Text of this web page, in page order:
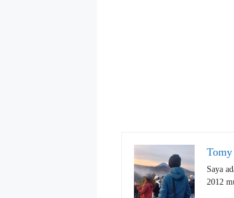
Tomy
Saya
2012